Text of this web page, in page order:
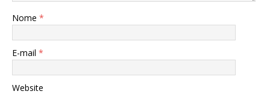
Nome *
E-mail *
Website